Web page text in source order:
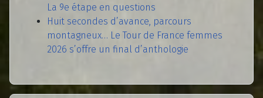
La 9e étape en questions
Huit secondes d’avance, parcours
montagneux… Le Tour de France femmes
2026 s’offre un final d’anthologie